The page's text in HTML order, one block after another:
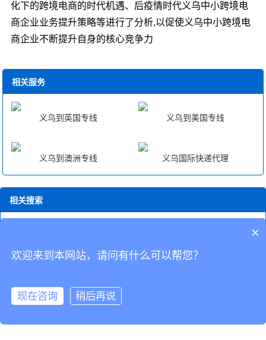
化下的跨境电商的时代机遇、后疫情时代义乌中小跨境电
商企业业务提升策略等进行了分析,以促使义乌中小跨境电
商企业不断提升自身的核心竞争力
相关服务
义乌到英国专线 义乌到美国专线
义乌到澳洲专线 义乌国际快递代理
相关搜索
中山国际快递FBA取件电
fba fba美国海外仓有哪些 漳州FBA头程物流价格 fba退回海外仓
×
欢迎来到本网站，请问有什么可以帮您？
现在咨询 稍后再说